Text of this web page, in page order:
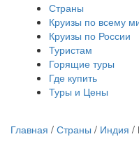
Страны
Круизы по всему
Круизы по России
Туристам
Горящие туры
Где купить
Туры и Цены
Главная / Страны / Индия /